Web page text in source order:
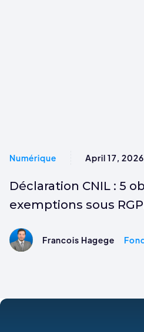
Numérique April 17, 2026
Déclaration CNIL : 5
exemptions sous
Francois Hagege